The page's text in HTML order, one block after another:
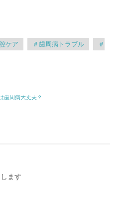
ケア ＃歯周病トラブル ＃
歯周病大丈夫？
ます